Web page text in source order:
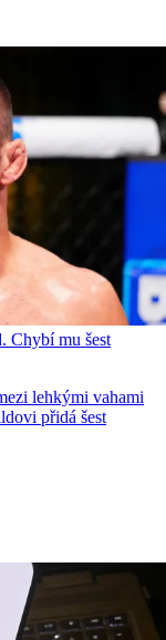
Chybí mu šest
lehkými vahami
přidá šest